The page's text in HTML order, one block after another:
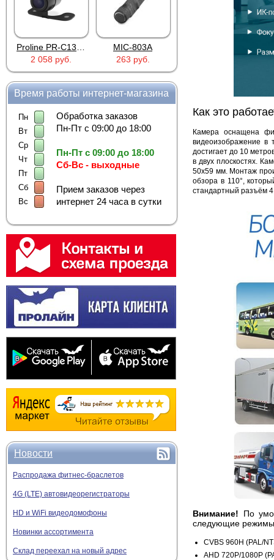
Proline PR-C1335
2 058 руб.
MIC-803A
263 руб.
Время работы интернет-магазина
Пн
Вт
Ср
Чт
Пт
Сб
Вс
Обработка заказов
Пн-Пт с 09:00 до 18:00
Пн-Пт с 09:00 до 18:00
Сб-Вс - выходные
Прием заказов через
интернет 24 часа в сутки
Новости
Распродажа фитнес-браслетов
4G (LTE) автовидеорегистраторы
HD и WiFi видеодомофоны
Новинки ассортимента
Склад переехал на новый адрес
Как это
Камера оснащена
видеоизображение в
достигает до 10
в двух плоскостях.
50х59 мм. Монтаж
обзора в 110°,
стандартный разъём
Внимание! По
следующие
CVBS 960H (PAL/
AHD 720P/1080P